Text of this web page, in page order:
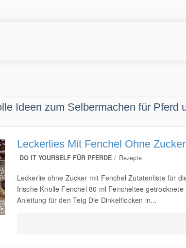
Ideen zum Selbermachen für Pferd
Leckerlies Mit Fenchel Ohne Zucker
DO IT YOURSELF FÜR PFERDE Rezepte
Leckerlie ohne Zucker mit Fenchel Zutatenliste für
frische Knolle Fenchel 80 ml Fencheltee
Anleitung für den Teig Die Dinkelflocken in...